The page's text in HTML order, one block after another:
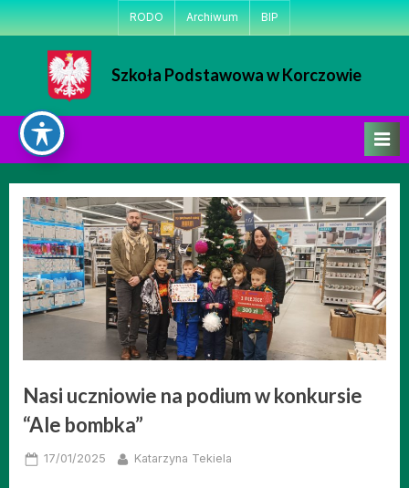
Skip
to
RODO Archiwum BIP
Szkoła Podstawowa w Korczowie
Nasi uczniowie na podium w konkursie
“Ale bombka”
Posted
17/01/2025 By
Katarzyna Tekiela